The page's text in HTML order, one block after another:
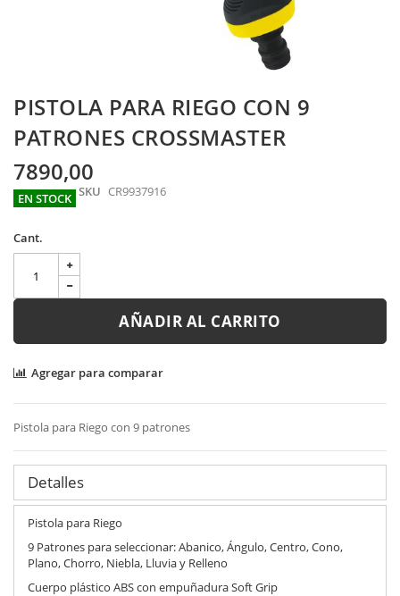
Skip
to
the
beginning
of
the
images
gallery
PISTOLA PARA RIEGO CON 9
PATRONES CROSSMASTER
7890,00
EN STOCK SKU CR9937916
Cant.
AÑADIR AL CARRITO
Agregar para comparar
Pistola para Riego con 9 patrones
Detalles
Pistola para Riego
9 Patrones para seleccionar: Abanico, Ángulo, Centro, Cono,
Plano, Chorro, Niebla, Lluvia y Relleno
Cuerpo plástico ABS con empuñadura Soft Grip